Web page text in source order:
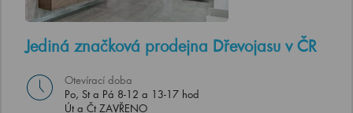
Jediná značková prodejna Dřevojasu v ČR
Otevírací doba
Po, St a Pá 8-12 a 13-17 hod
Út a Čt ZAVŘENO